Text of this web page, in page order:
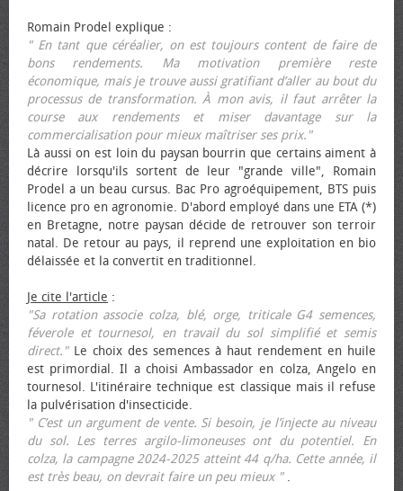
Romain Prodel explique :
" En tant que céréalier, on est toujours content de faire de
bons rendements. Ma motivation première reste
économique, mais je trouve aussi gratifiant d’aller au bout du
processus de transformation. À mon avis, il faut arrêter la
course aux rendements et miser davantage sur la
commercialisation pour mieux maîtriser ses prix."
Là aussi on est loin du paysan bourrin que certains aiment à
décrire lorsqu'ils sortent de leur "grande ville", Romain
Prodel a un beau cursus. Bac Pro agroéquipement, BTS puis
licence pro en agronomie. D'abord employé dans une ETA (*)
en Bretagne, notre paysan décide de retrouver son terroir
natal. De retour au pays, il reprend une exploitation en bio
délaissée et la convertit en traditionnel.
Je cite l'article :
"Sa rotation associe colza, blé, orge, triticale G4 semences,
féverole et tournesol, en travail du sol simplifié et semis
direct."Le choix des semences à haut rendement en huile
est primordial. Il a choisi Ambassador en colza, Angelo en
tournesol. L'itinéraire technique est classique mais il refuse
la pulvérisation d'insecticide.
" C’est un argument de vente. Si besoin, je l’injecte au niveau
du sol. Les terres argilo-limoneuses ont du potentiel. En
colza, la campagne 2024-2025 atteint 44 q/ha. Cette année, il
est très beau, on devrait faire un peu mieux ".